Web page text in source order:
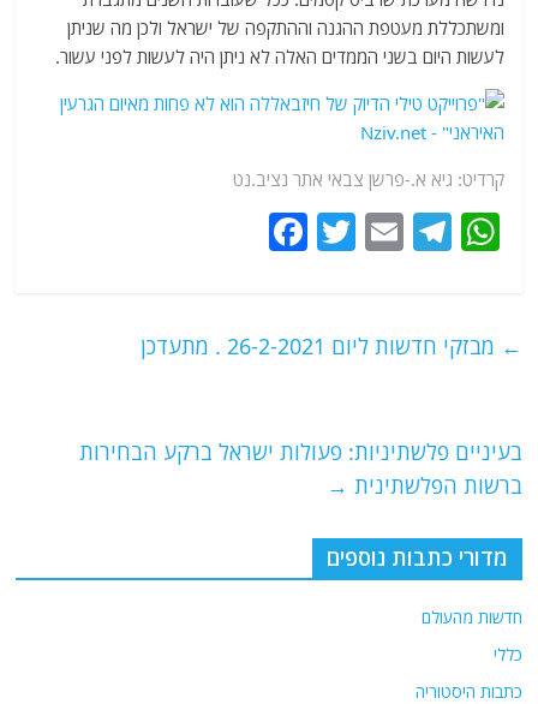
ומשתכללת מעטפת ההגנה וההתקפה של ישראל ולכן מה שניתן
לעשות היום בשני הממדים האלה לא ניתן היה לעשות לפני עשור.
קרדיט: גיא א.-פרשן צבאי אתר נציב.נט
W
s
p
T
g
E
l
T
er
e
o
← מבזקי חדשות ליום 26-2-2021 . מתעדכן
בעיניים פלשתיניות: פעולות ישראל ברקע הבחירות
ברשות הפלשתינית →
מדורי כתבות נוספים
חדשות מהעולם
כללי
כתבות היסטוריה